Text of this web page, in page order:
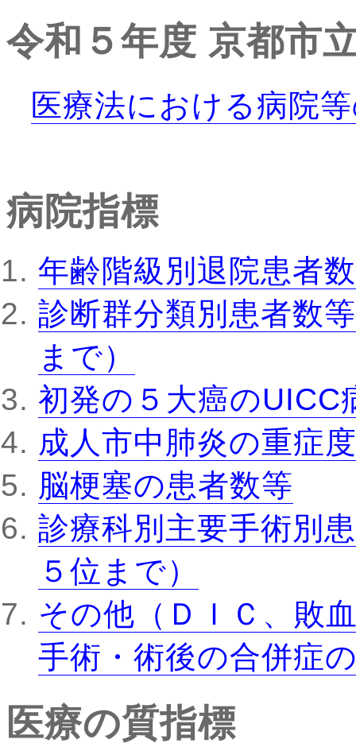
令和５年度 京都市
医療法における病院
病院指標
年齢階級別退院患者数
診断群分類別患者数
まで）
初発の５大癌のUICC
成人市中肺炎の重症
脳梗塞の患者数等
診療科別主要手術別
５位まで）
その他（ＤＩＣ、敗
手術・術後の合併症
医療の質指標